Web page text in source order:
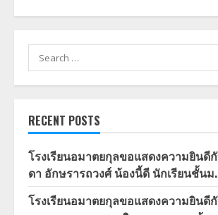
Search
for:
RECENT POSTS
โรงเรียนอมาตยกุลขอแสดงความยินดี
ดา อักษรารถวงศ์ น้องนี้ดี นักเรียนชั้นม
โรงเรียนอมาตยกุลขอแสดงความยินดี